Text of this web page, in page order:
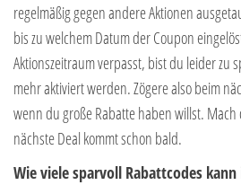
regelmäßig gegen andere Aktionen
bis zu welchem Datum der Coupon
Aktionszeitraum verpasst, bist du leider zu
mehr aktiviert werden. Zögere also beim
wenn du große Rabatte haben willst.
nächste Deal kommt schon bald.
Wie viele sparvoll Rabattcodes